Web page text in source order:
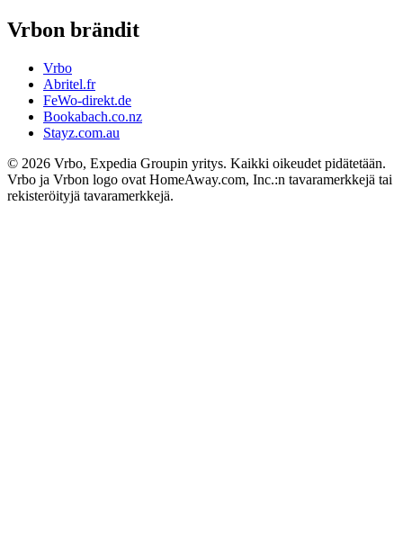
Vrbon brändit
Vrbo
Abritel.fr
FeWo-direkt.de
Bookabach.co.nz
Stayz.com.au
© 2026 Vrbo, Expedia Groupin yritys. Kaikki oikeudet pidätetään.
Vrbo ja Vrbon logo ovat HomeAway.com, Inc.:n tavaramerkkejä tai
rekisteröityjä tavaramerkkejä.